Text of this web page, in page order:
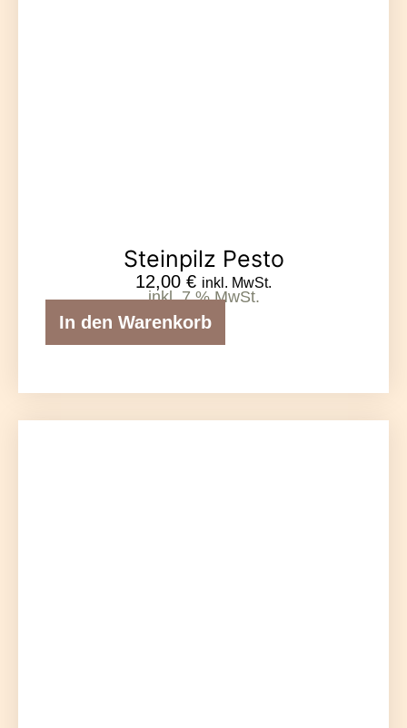
Steinpilz Pesto
12,00 € inkl. MwSt.
inkl. 7 % MwSt.
In den Warenkorb